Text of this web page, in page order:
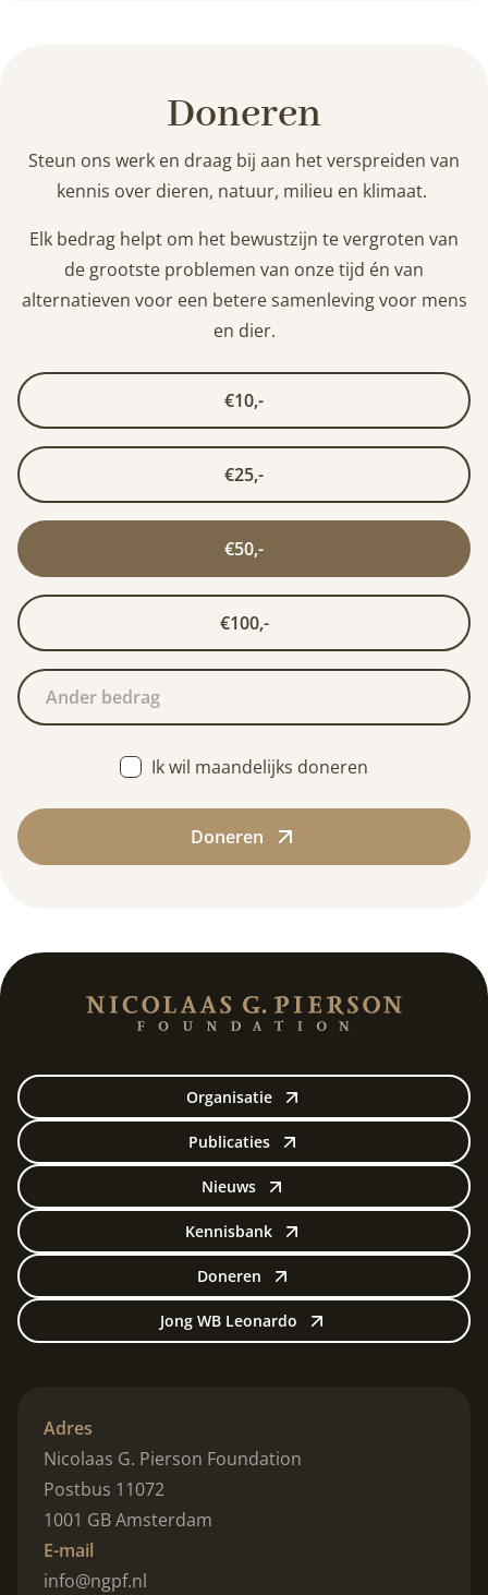
Doneren
Steun ons werk en draag bij aan het verspreiden van
kennis over dieren, natuur, milieu en klimaat.
Elk bedrag helpt om het bewustzijn te vergroten van
de grootste problemen van onze tijd én van
alternatieven voor een betere samenleving voor mens
en dier.
€10,-
€25,-
€50,-
€100,-
Ik wil maandelijks doneren
Doneren
Organisatie
Publicaties
Nieuws
Kennisbank
Doneren
Jong WB Leonardo
Adres
Nicolaas G. Pierson Foundation
Postbus 11072
1001 GB Amsterdam
E-mail
info@ngpf.nl